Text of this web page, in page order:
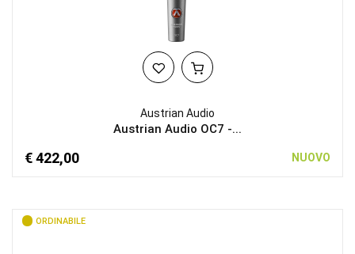
Austrian Audio
Austrian Audio OC7 -...
€ 422,00 NUOVO
ORDINABILE